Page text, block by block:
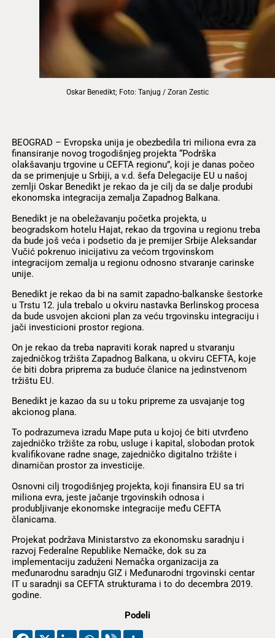
Oskar Benedikt; Foto: Tanjug / Zoran Zestic
BEOGRAD – Evropska unija je obezbedila tri miliona evra za
finansiranje novog trogodišnjeg projekta “Podrška
olakšavanju trgovine u CEFTA regionu”, koji je danas počeo
da se primenjuje u Srbiji, a v.d. šefa Delegacije EU u našoj
zemlji Oskar Benedikt je rekao da je cilj da se dalje produbi
ekonomska integracija zemalja Zapadnog Balkana.
Benedikt je na obeležavanju početka projekta, u
beogradskom hotelu Hajat, rekao da trgovina u regionu treba
da bude još veća i podsetio da je premijer Srbije Aleksandar
Vučić pokrenuo inicijativu za većom trgovinskom
integracijom zemalja u regionu odnosno stvaranje carinske
unije.
Benedikt je rekao da bi na samit zapadno-balkanske šestorke
u Trstu 12. jula trebalo u okviru nastavka Berlinskog procesa
da bude usvojen akcioni plan za veću trgovinsku integraciju i
jači investicioni prostor regiona.
On je rekao da treba napraviti korak napred u stvaranju
zajedničkog tržišta Zapadnog Balkana, u okviru CEFTA, koje
će biti dobra priprema za buduće članice na jedinstvenom
tržištu EU.
Benedikt je kazao da su u toku pripreme za usvajanje tog
akcionog plana.
To podrazumeva izradu Mape puta u kojoj će biti utvrđeno
zajedničko tržište za robu, usluge i kapital, slobodan protok
kvalifikovane radne snage, zajedničko digitalno tržište i
dinamičan prostor za investicije.
Osnovni cilj trogodišnjeg projekta, koji finansira EU sa tri
miliona evra, jeste jačanje trgovinskih odnosa i
produbljivanje ekonomske integracije među CEFTA
članicama.
Projekat podržava Ministarstvo za ekonomsku saradnju i
razvoj Federalne Republike Nemačke, dok su za
implementaciju zaduženi Nemačka organizacija za
međunarodnu saradnju GIZ i Međunarodni trgovinski centar
IT u saradnji sa CEFTA strukturama i to do decembra 2019.
godine.
Podeli